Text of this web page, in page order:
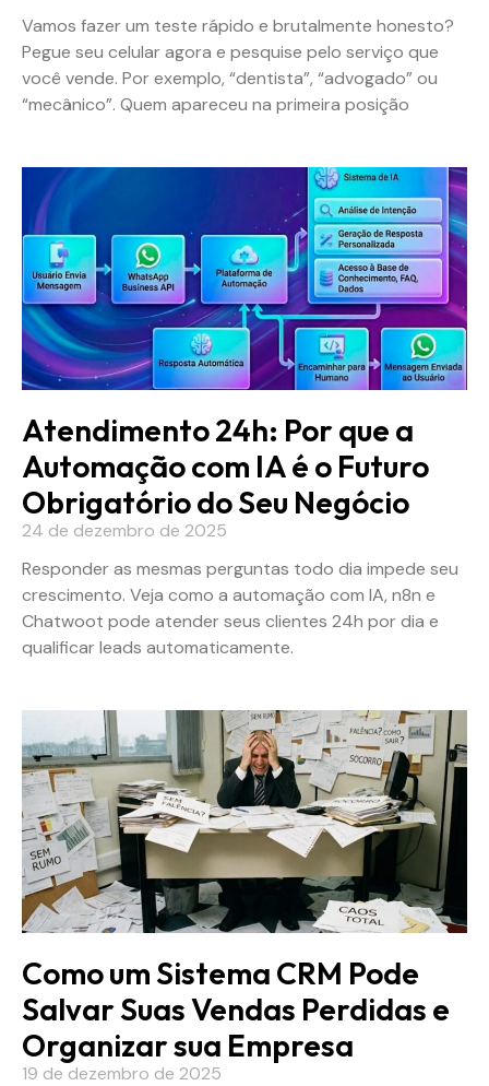
Vamos fazer um teste rápido e brutalmente honesto?
Pegue seu celular agora e pesquise pelo serviço que
você vende. Por exemplo, “dentista”, “advogado” ou
“mecânico”. Quem apareceu na primeira posição
Atendimento 24h: Por que a
Automação com IA é o Futuro
Obrigatório do Seu Negócio
24 de dezembro de 2025
Responder as mesmas perguntas todo dia impede seu
crescimento. Veja como a automação com IA, n8n e
Chatwoot pode atender seus clientes 24h por dia e
qualificar leads automaticamente.
Como um Sistema CRM Pode
Salvar Suas Vendas Perdidas e
Organizar sua Empresa
19 de dezembro de 2025